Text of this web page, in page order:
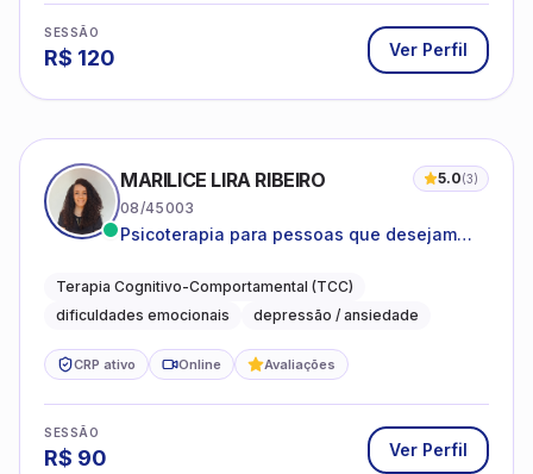
SESSÃO
R$ 120 Ver Perfil
MARILICE LIRA RIBEIRO 5.0(3)
08/45003
Psicoterapia para pessoas que desejam
dificuldades do dia a dia
Terapia Cognitivo-Comportamental (TCC)
dificuldades emocionais
depressão / ansiedade
CRP ativo Online Avaliações
SESSÃO
R$ 90 Ver Perfil